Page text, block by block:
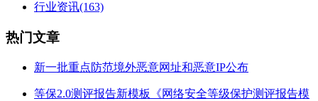
行业资讯(163)
热门文章
新一批重点防范境外恶意网址和恶意IP公布
等保2.0测评报告新模板《网络安全等级保护测评报告模